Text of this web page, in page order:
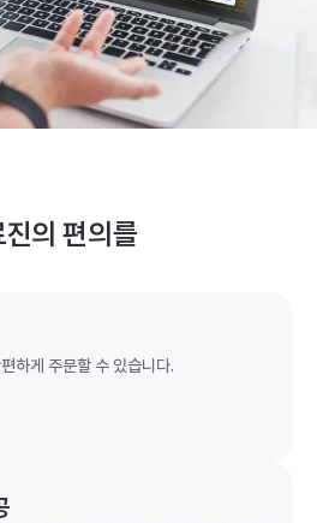
의 편의를
하게 주문할 수 있습니다.